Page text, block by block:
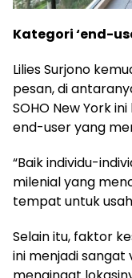
Kategori ‘end-
Lilies Surjono
pesan, di
SOHO New York
end-user yang
“Baik individu-
milenial yang
tempat untuk
Selain itu, faktor
ini menjadi sangat